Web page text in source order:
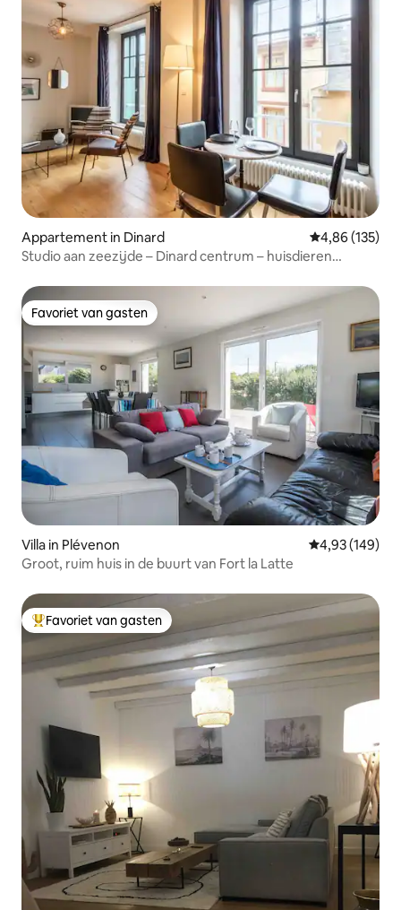
Appartement in Dinard Gemiddelde
4,86 (135)
Studio aan zeezijde – Dinard centrum – huisdieren
Favoriet van gasten
Favoriet van gasten
Villa in Plévenon Gemiddelde
4,93 (149)
Groot, ruim huis in de buurt van Fort la Latte
Topfavoriet van gasten
Favoriet van gasten